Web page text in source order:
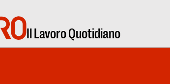
Il Lavoro Quotidiano